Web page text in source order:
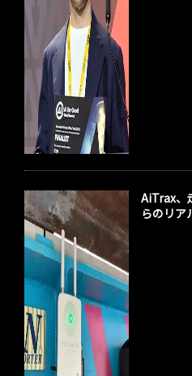
AiTrax、
らのリア